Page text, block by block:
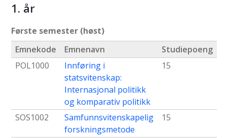
1. år
Første semester (høst)
Emnekode
Emnenavn
Studiepoeng
POL1000
Innføring i
statsvitenskap:
Internasjonal politikk
og komparativ politikk
15
SOS1002
Samfunnsvitenskapelig
forskningsmetode
15